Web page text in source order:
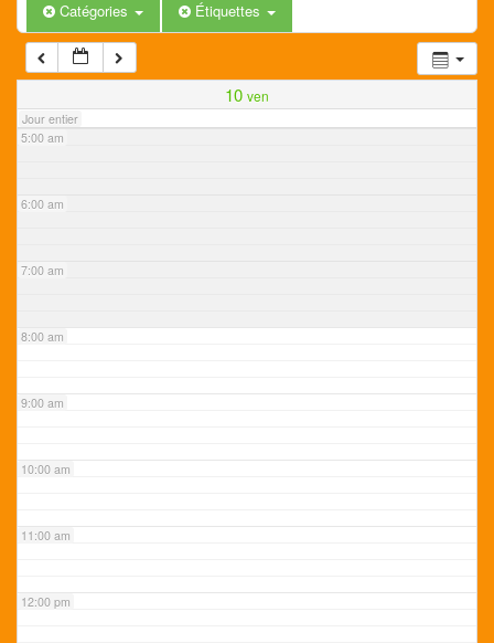
Catégories Étiquettes
10 ven
Jour entier
3:00 am
4:00 am
5:00 am
6:00 am
7:00 am
8:00 am
9:00 am
10:00 am
11:00 am
12:00 pm